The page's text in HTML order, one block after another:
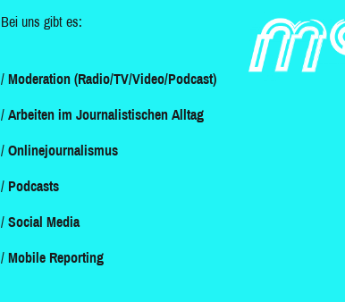
Bei uns gibt es:
Moderation (Radio/TV/Video/Podcast)
Arbeiten im Journalistischen Alltag
Onlinejournalismus
Podcasts
Social Media
Mobile Reporting